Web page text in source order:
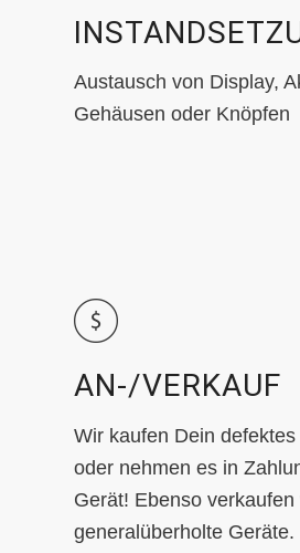
Austausch von Display,
Gehäusen oder Knöpfen
AN-/VERKAUF
Wir kaufen Dein
oder nehmen es in
Gerät! Ebenso verkaufen
generalüberholte Geräte.